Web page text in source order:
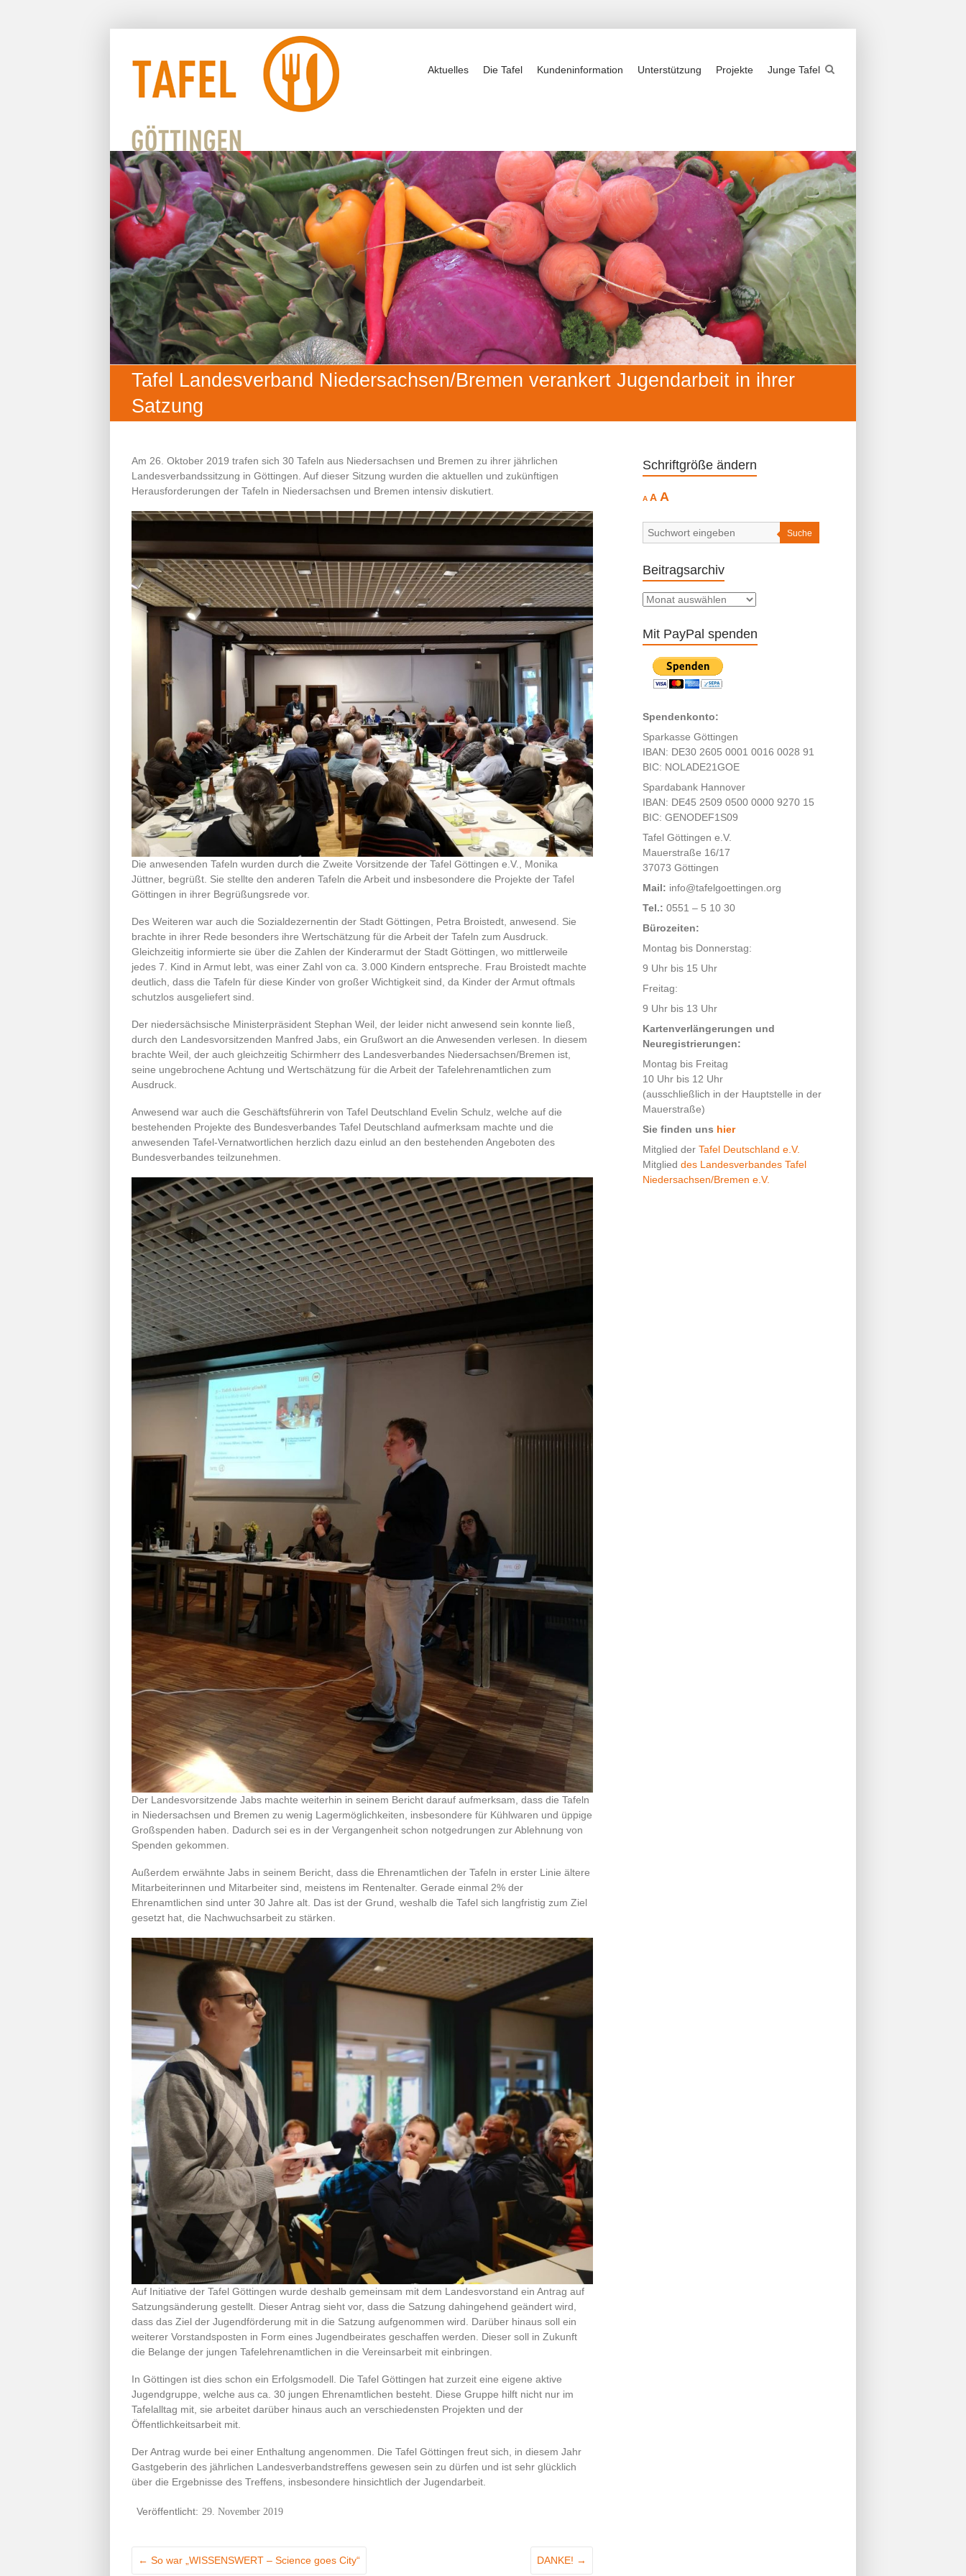
Aktuelles Die Tafel Kundeninformation Unterstützung Projekte Junge Tafel
Tafel Landesverband Niedersachsen/Bremen verankert Jugendarbeit in ihrer
Satzung
Am 26. Oktober 2019 trafen sich 30 Tafeln aus Niedersachsen und Bremen zu ihrer jährlichen
Landesverbandssitzung in Göttingen. Auf dieser Sitzung wurden die aktuellen und zukünftigen
Herausforderungen der Tafeln in Niedersachsen und Bremen intensiv diskutiert.
Die anwesenden Tafeln wurden durch die Zweite Vorsitzende der Tafel Göttingen e.V., Monika
Jüttner, begrüßt. Sie stellte den anderen Tafeln die Arbeit und insbesondere die Projekte der Tafel
Göttingen in ihrer Begrüßungsrede vor.
Des Weiteren war auch die Sozialdezernentin der Stadt Göttingen, Petra Broistedt, anwesend. Sie
brachte in ihrer Rede besonders ihre Wertschätzung für die Arbeit der Tafeln zum Ausdruck.
Gleichzeitig informierte sie über die Zahlen der Kinderarmut der Stadt Göttingen, wo mittlerweile
jedes 7. Kind in Armut lebt, was einer Zahl von ca. 3.000 Kindern entspreche. Frau Broistedt machte
deutlich, dass die Tafeln für diese Kinder von großer Wichtigkeit sind, da Kinder der Armut oftmals
schutzlos ausgeliefert sind.
Der niedersächsische Ministerpräsident Stephan Weil, der leider nicht anwesend sein konnte ließ,
durch den Landesvorsitzenden Manfred Jabs, ein Grußwort an die Anwesenden verlesen. In diesem
brachte Weil, der auch gleichzeitig Schirmherr des Landesverbandes Niedersachsen/Bremen ist,
seine ungebrochene Achtung und Wertschätzung für die Arbeit der Tafelehrenamtlichen zum
Ausdruck.
Anwesend war auch die Geschäftsführerin von Tafel Deutschland Evelin Schulz, welche auf die
bestehenden Projekte des Bundesverbandes Tafel Deutschland aufmerksam machte und die
anwesenden Tafel-Vernatwortlichen herzlich dazu einlud an den bestehenden Angeboten des
Bundesverbandes teilzunehmen.
Der Landesvorsitzende Jabs machte weiterhin in seinem Bericht darauf aufmerksam, dass die Tafeln
in Niedersachsen und Bremen zu wenig Lagermöglichkeiten, insbesondere für Kühlwaren und üppige
Großspenden haben. Dadurch sei es in der Vergangenheit schon notgedrungen zur Ablehnung von
Spenden gekommen.
Außerdem erwähnte Jabs in seinem Bericht, dass die Ehrenamtlichen der Tafeln in erster Linie ältere
Mitarbeiterinnen und Mitarbeiter sind, meistens im Rentenalter. Gerade einmal 2% der
Ehrenamtlichen sind unter 30 Jahre alt. Das ist der Grund, weshalb die Tafel sich langfristig zum Ziel
gesetzt hat, die Nachwuchsarbeit zu stärken.
Auf Initiative der Tafel Göttingen wurde deshalb gemeinsam mit dem Landesvorstand ein Antrag auf
Satzungsänderung gestellt. Dieser Antrag sieht vor, dass die Satzung dahingehend geändert wird,
dass das Ziel der Jugendförderung mit in die Satzung aufgenommen wird. Darüber hinaus soll ein
weiterer Vorstandsposten in Form eines Jugendbeirates geschaffen werden. Dieser soll in Zukunft
die Belange der jungen Tafelehrenamtlichen in die Vereinsarbeit mit einbringen.
In Göttingen ist dies schon ein Erfolgsmodell. Die Tafel Göttingen hat zurzeit eine eigene aktive
Jugendgruppe, welche aus ca. 30 jungen Ehrenamtlichen besteht. Diese Gruppe hilft nicht nur im
Tafelalltag mit, sie arbeitet darüber hinaus auch an verschiedensten Projekten und der
Öffentlichkeitsarbeit mit.
Der Antrag wurde bei einer Enthaltung angenommen. Die Tafel Göttingen freut sich, in diesem Jahr
Gastgeberin des jährlichen Landesverbandstreffens gewesen sein zu dürfen und ist sehr glücklich
über die Ergebnisse des Treffens, insbesondere hinsichtlich der Jugendarbeit.
29. November 2019
← So war „WISSENSWERT – Science goes City“ DANKE! →
Schriftgröße ändern
A
Decrease
font
A Reset
size.
A
size.
Suche
Beitragsarchiv
Beitragsarchiv
Mit PayPal spenden
Spendenkonto:
Sparkasse Göttingen
IBAN: DE30 2605 0001 0016 0028 91
BIC: NOLADE21GOE
Spardabank Hannover
IBAN: DE45 2509 0500 0000 9270 15
BIC: GENODEF1S09
Tafel Göttingen e.V.
Mauerstraße 16/17
37073 Göttingen
Mail: info@tafelgoettingen.org
Tel.: 0551 – 5 10 30
Bürozeiten:
Montag bis Donnerstag:
9 Uhr bis 15 Uhr
Freitag:
9 Uhr bis 13 Uhr
Kartenverlängerungen und
Neuregistrierungen:
Montag bis Freitag
10 Uhr bis 12 Uhr
(ausschließlich in der Hauptstelle in der
Mauerstraße)
Sie finden uns hier
Mitglied derTafel Deutschland e.V.
Mitglieddes Landesverbandes Tafel
Niedersachsen/Bremen e.V.